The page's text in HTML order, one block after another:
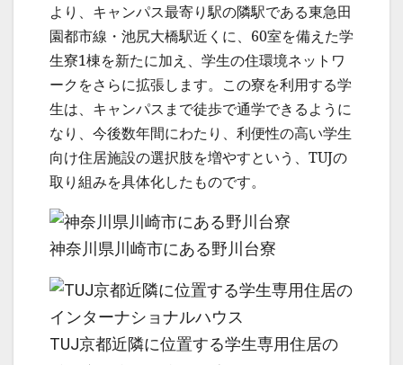
より、キャンパス最寄り駅の隣駅である東急田
園都市線・池尻大橋駅近くに、60室を備えた学
生寮1棟を新たに加え、学生の住環境ネットワ
ークをさらに拡張します。この寮を利用する学
生は、キャンパスまで徒歩で通学できるように
なり、今後数年間にわたり、利便性の高い学生
向け住居施設の選択肢を増やすという、TUJの
取り組みを具体化したものです。
神奈川県川崎市にある野川台寮
TUJ京都近隣に位置する学生専用住居の